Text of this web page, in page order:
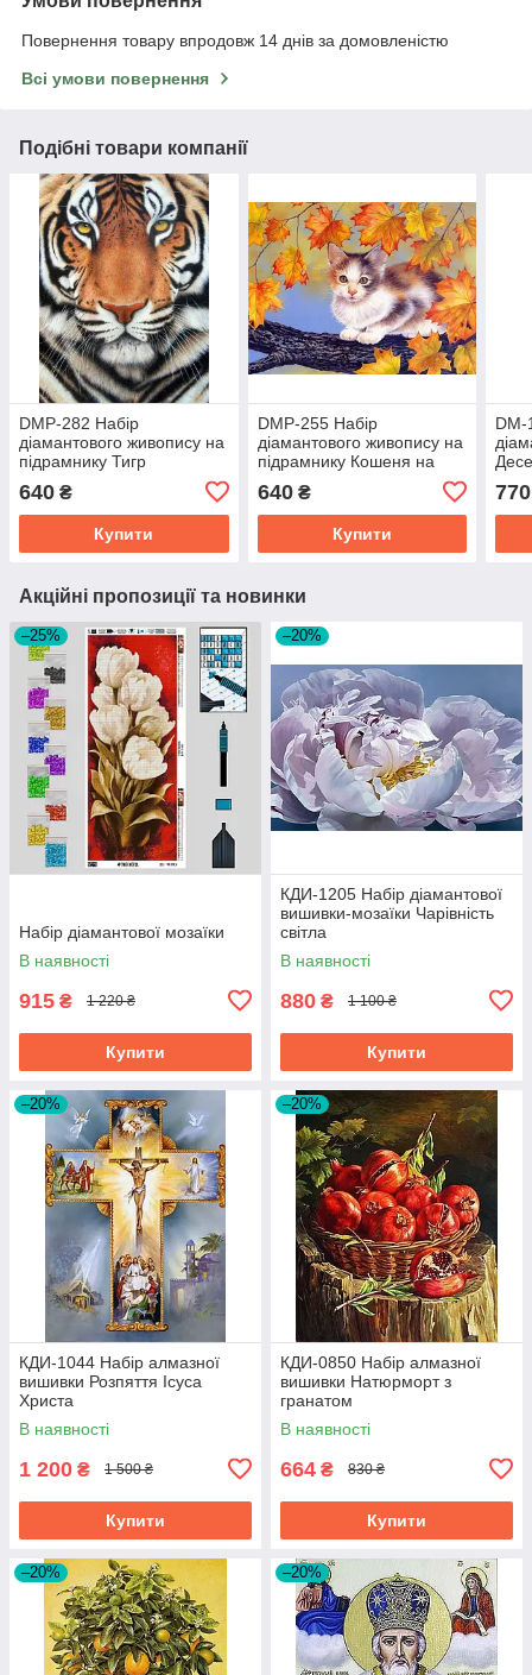
Повернення товару впродовж 14 днів за домовленістю
Всі умови повернення
Подібні товари компанії
DMP-282 Набір
діамантового живопису на
підрамнику Тигр
640 ₴
Купити
DMP-255 Набір
діамантового живопису на
підрамнику Кошеня на
640₴
Купити
DM-
770
Акційні пропозиції та новинки
–25%
Набір діамантової мозаїки
В наявності
915 ₴ 1 220 ₴
Купити
–20%
КДИ-1205 Набір діамантової
вишивки-мозаїки Чарівність
світла
В наявності
880 ₴ 1 100 ₴
Купити
–20%
КДИ-1044 Набір алмазної
вишивки Розпяття Ісуса
Христа
В наявності
1 200 ₴ 1 500 ₴
Купити
–20%
КДИ-0850 Набір алмазної
вишивки Натюрморт з
гранатом
В наявності
664 ₴ 830 ₴
Купити
–20% –20%